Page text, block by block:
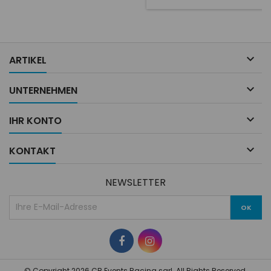
ARTIKEL 
UNTERNEHMEN 
IHR KONTO 
KONTAKT 
NEWSLETTER